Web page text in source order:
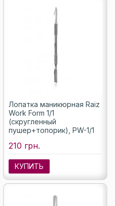
Лопатка маникюрная Raiz
Work Form 1/1
(скругленный
пушер+топорик), PW-1/1
210 грн.
КУПИТЬ